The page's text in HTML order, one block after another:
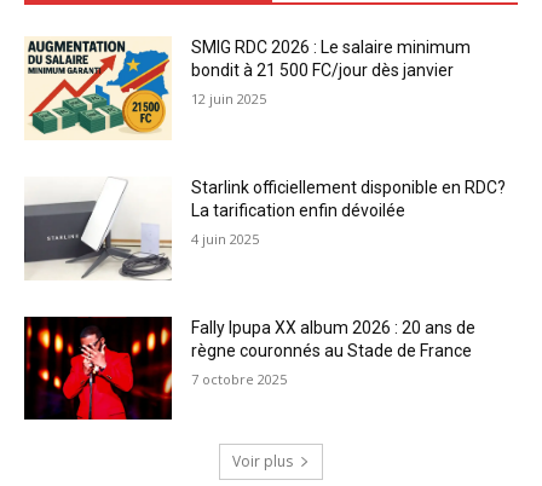
SMIG RDC 2026 : Le salaire minimum
bondit à 21 500 FC/jour dès janvier
12 juin 2025
Starlink officiellement disponible en RDC?
La tarification enfin dévoilée
4 juin 2025
Fally Ipupa XX album 2026 : 20 ans de
règne couronnés au Stade de France
7 octobre 2025
Voir plus